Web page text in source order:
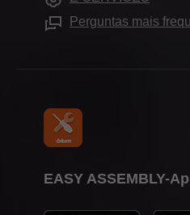
Ajudas de montagem
Imprensa
Showroom Blum Portugal
Showrooms
EASY ASSEMBLY-
Perguntas mais